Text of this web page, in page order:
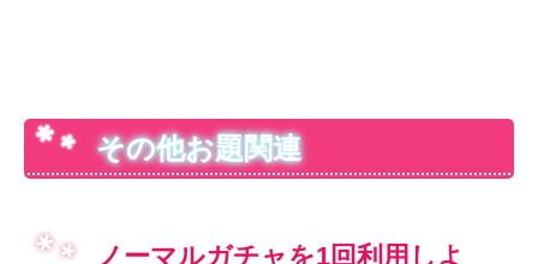
その他お題関連
ノーマルガチャを1回利用しよ